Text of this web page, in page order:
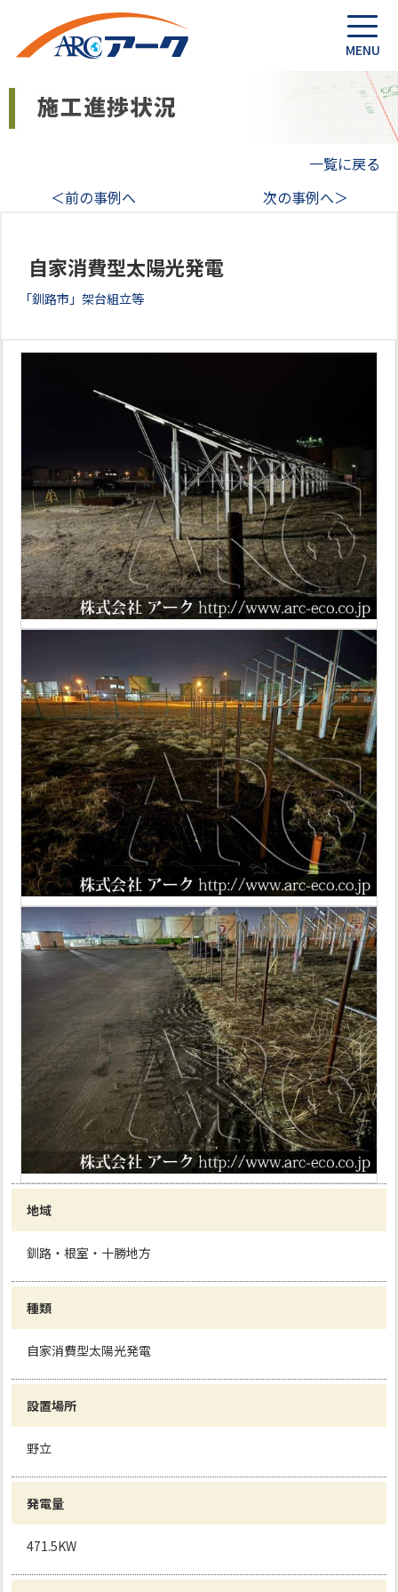
一覧に戻る
＜前の事例へ
次の事例へ＞
自家消費型太陽光発電
「釧路市」架台組立等
地域
釧路・根室・十勝地方
種類
自家消費型太陽光発電
設置場所
野立
発電量
471.5KW